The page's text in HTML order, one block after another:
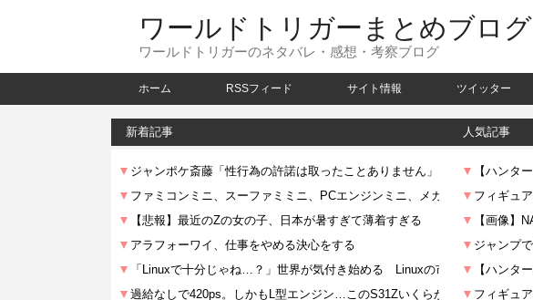
ワールドトリガーまとめブログ
ワールドトリガーのネタバレ・感想・考察ブログ
ホーム RSSフィード サイト情報 ツイッター
新着記事 人気記事